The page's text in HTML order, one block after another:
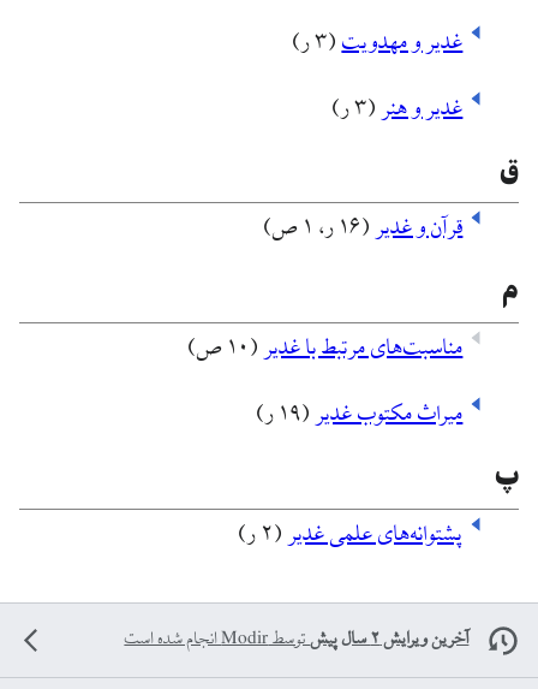
غدیر و مهدویت(۳ ر)
غدیر و هنر(۳ ر)
ق
قرآن و غدیر(۱۶ ر، ۱ ص)
م
مناسبت‌های مرتبط با غدیر(۱۰ ص)
میراث مکتوب غدیر(۱۹ ر)
پ
پشتوانه‌های علمی غدیر(۲ ر)
آخرین ویرایش ۲ سال پیش توسطModirانجام شده است